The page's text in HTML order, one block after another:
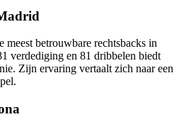
betrouwbare rechtsbacks in
verdediging en 81 dribbelen biedt
Zijn ervaring vertaalt zich naar een